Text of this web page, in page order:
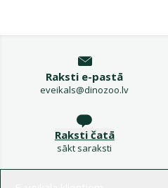
Raksti e-pastā
eveikals@dinozoo.lv
Raksti čatā
sākt saraksti